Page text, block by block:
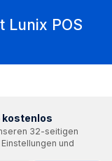
Lunix POS
kostenlos
32-seitigen
und